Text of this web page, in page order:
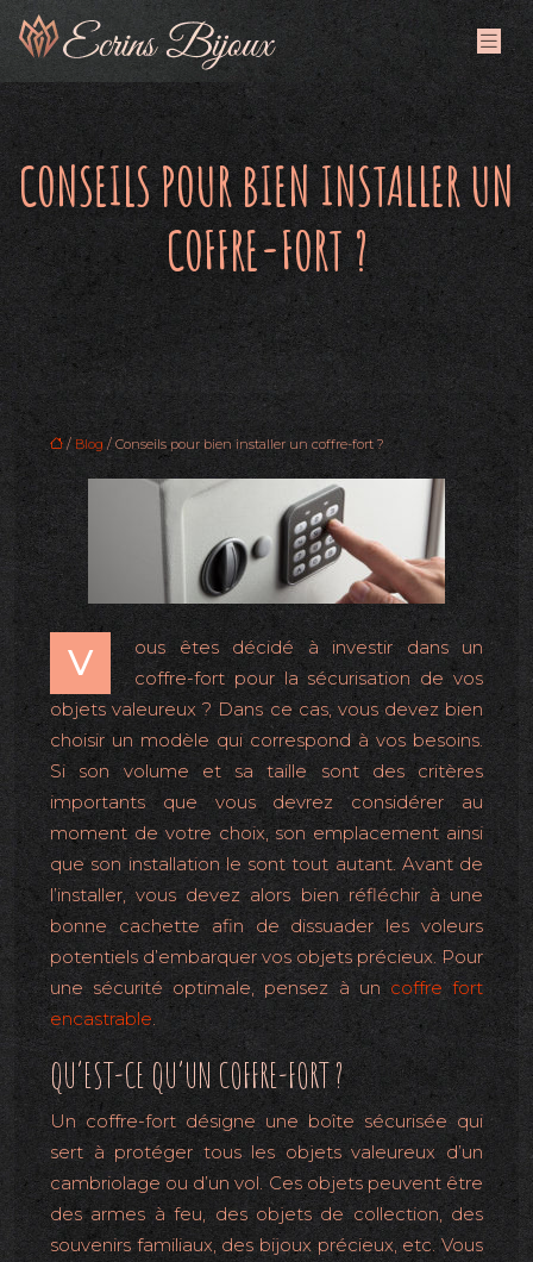
CONSEILS POUR BIEN INSTALLER UN
COFFRE-FORT ?
/ Blog / Conseils pour bien installer un coffre-fort ?
V
ous êtes décidé à investir dans un
coffre-fort pour la sécurisation de vos
objets valeureux ? Dans ce cas, vous devez bien
choisir un modèle qui correspond à vos besoins.
Si son volume et sa taille sont des critères
importants que vous devrez considérer au
moment de votre choix, son emplacement ainsi
que son installation le sont tout autant. Avant de
l’installer, vous devez alors bien réfléchir à une
bonne cachette afin de dissuader les voleurs
potentiels d’embarquer vos objets précieux. Pour
une sécurité optimale, pensez à uncoffre fort
encastrable.
QU’EST-CE QU’UN COFFRE-FORT ?
Un coffre-fort désigne une boîte sécurisée qui
sert à protéger tous les objets valeureux d’un
cambriolage ou d’un vol. Ces objets peuvent être
des armes à feu, des objets de collection, des
souvenirs familiaux, des bijoux précieux, etc. Vous